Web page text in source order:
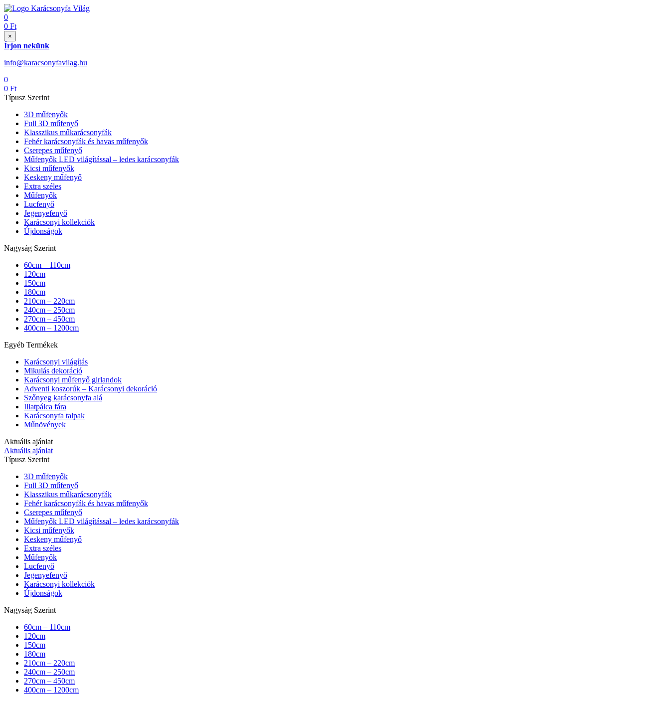
0
0 Ft
×
Írjon nekünk
info@karacsonyfavilag.hu
0
0 Ft
Típusz Szerint
3D műfenyők
Full 3D műfenyő
Klasszikus műkarácsonyfák
Fehér karácsonyfák és havas műfenyők
Cserepes műfenyő
Műfenyők LED világítással – ledes karácsonyfák
Kicsi műfenyők
Keskeny műfenyő
Extra széles
Műfenyők
Lucfenyő
Jegenyefenyő
Karácsonyi kollekciók
Újdonságok
Nagyság Szerint
60cm – 110cm
120cm
150cm
180cm
210cm – 220cm
240cm – 250cm
270cm – 450cm
400cm – 1200cm
Egyéb Termékek
Karácsonyi világítás
Mikulás dekoráció
Karácsonyi műfenyő girlandok
Adventi koszorúk – Karácsonyi dekoráció
Szőnyeg karácsonyfa alá
Illatpálca fára
Karácsonyfa talpak
Műnövények
Aktuális ajánlat
Aktuális ajánlat
Típusz Szerint
3D műfenyők
Full 3D műfenyő
Klasszikus műkarácsonyfák
Fehér karácsonyfák és havas műfenyők
Cserepes műfenyő
Műfenyők LED világítással – ledes karácsonyfák
Kicsi műfenyők
Keskeny műfenyő
Extra széles
Műfenyők
Lucfenyő
Jegenyefenyő
Karácsonyi kollekciók
Újdonságok
Nagyság Szerint
60cm – 110cm
120cm
150cm
180cm
210cm – 220cm
240cm – 250cm
270cm – 450cm
400cm – 1200cm